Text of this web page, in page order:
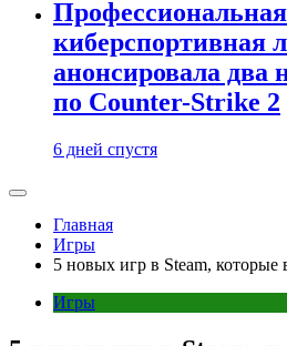
Профессиональная
киберспортивная
анонсировала два
по Counter-Strike 2
6 дней спустя
Главная
Игры
5 новых игр в Steam, которые
Игры